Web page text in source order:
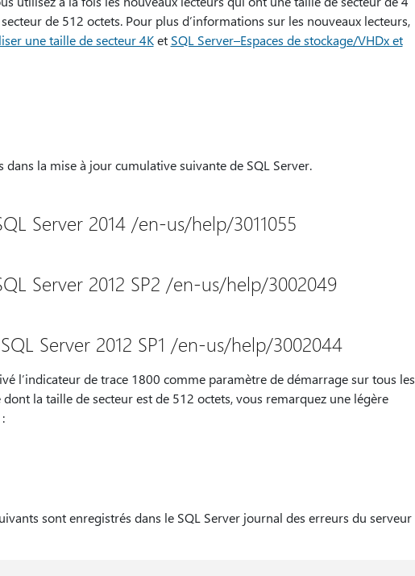
de 512 octets. Pour plus d’informations sur les nouveaux lecteurs,
une taille de secteur 4Ket SQL Server–Espaces de stockage/VHDx et
la mise à jour cumulative suivante de SQL Server.
Server 2014 /en-us/help/3011055
Server 2012 SP2 /en-us/help/3002049
Server 2012 SP1 /en-us/help/3002044
l’indicateur de trace 1800 comme paramètre de démarrage sur tous les
la taille de secteur est de 512 octets, vous remarquez une légère
sont enregistrés dans le SQL Server journal des erreurs du serveur